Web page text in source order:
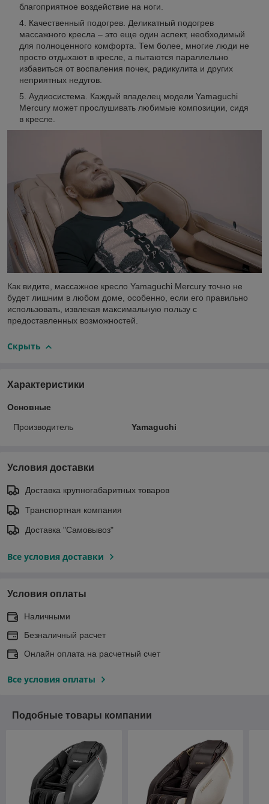
благоприятное воздействие на ноги.
Качественный подогрев. Деликатный подогрев
массажного кресла – это еще один аспект, необходимый
для полноценного комфорта. Тем более, многие люди не
просто отдыхают в кресле, а пытаются параллельно
избавиться от воспаления почек, радикулита и других
неприятных недугов.
Аудиосистема. Каждый владелец модели Yamaguchi
Mercury может прослушивать любимые композиции, сидя
в кресле.
Как видите, массажное кресло Yamaguchi Mercury точно не
будет лишним в любом доме, особенно, если его правильно
использовать, извлекая максимальную пользу с
предоставленных возможностей.
Скрыть
Характеристики
Основные
Производитель Yamaguchi
Условия доставки
Доставка крупногабаритных товаров
Транспортная компания
Доставка "Самовывоз"
Все условия доставки
Условия оплаты
Наличными
Безналичный расчет
Онлайн оплата на расчетный счет
Все условия оплаты
Подобные товары компании